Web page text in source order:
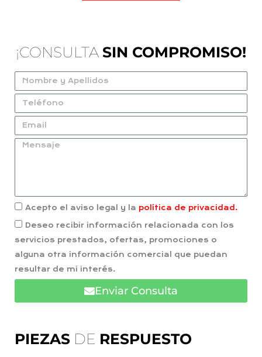
PIEZAS DE RESPUESTO
¡CONSULTA SIN COMPROMISO!
Acepto el aviso legal y la política de privacidad.
Deseo recibir información relacionada con los
servicios prestados, ofertas, promociones o
alguna otra información comercial que puedan
resultar de mi interés.
Enviar Consulta